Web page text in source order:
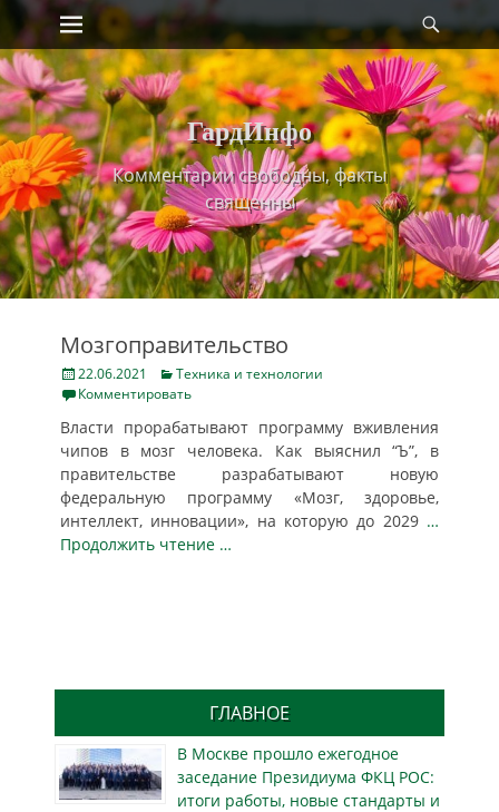
Skip
content
Primary Menu
ГардИнфо
Комментарии свободны, факты
священны
Мозгоправительство
Posted
on
22.06.2021 Categories
Техника и технологии
Комментировать
Власти прорабатывают программу вживления
чипов в мозг человека. Как выяснил “Ъ”, в
правительстве разрабатывают новую
федеральную программу «Мозг, здоровье,
интеллект, инновации», на которую до 2029 …
Продолжить чтение …
ГЛАВНОЕ
В Москве прошло ежегодное
заседание Президиума ФКЦ РОС:
итоги работы, новые стандарты и